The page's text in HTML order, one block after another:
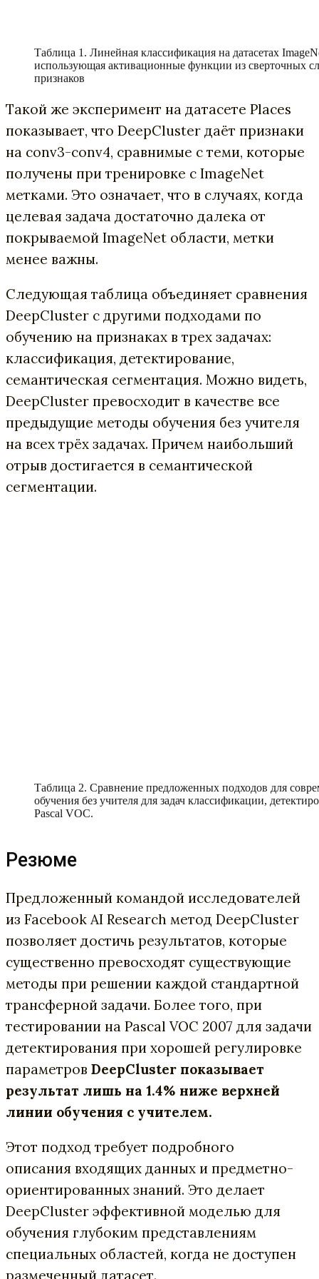
Таблица 1. Линейная классификация на датасетах
использующая активационные функции из сверточных
признаков
Такой же эксперимент на датасете Places
показывает, что DeepCluster даёт признаки
на conv3-conv4, сравнимые с теми, которые
получены при тренировке с ImageNet
метками. Это означает, что в случаях, когда
целевая задача достаточно далека от
покрываемой ImageNet области, метки
менее важны.
Следующая таблица объединяет сравнения
DeepCluster с другими подходами по
обучению на признаках в трех задачах:
классификация, детектирование,
семантическая сегментация. Можно видеть,
DeepCluster превосходит в качестве все
предыдущие методы обучения без учителя
на всех трёх задачах. Причем наибольший
отрыв достигается в семантической
сегментации.
Таблица 2. Сравнение предложенных подходов для
обучения без учителя для задач классификации,
Pascal VOC.
Резюме
Предложенный командой исследователей
из Facebook AI Research метод DeepCluster
позволяет достичь результатов, которые
существенно превосходят существующие
методы при решении каждой стандартной
трансферной задачи. Более того, при
тестировании на Pascal VOC 2007 для задачи
детектирования при хорошей регулировке
параметров DeepCluster показывает
результат лишь на 1.4% ниже верхней
линии обучения с учителем.
Этот подход требует подробного
описания входящих данных и предметно-
ориентированных знаний. Это делает
DeepCluster эффективной моделью для
обучения глубоким представлениям
специальных областей, когда не доступен